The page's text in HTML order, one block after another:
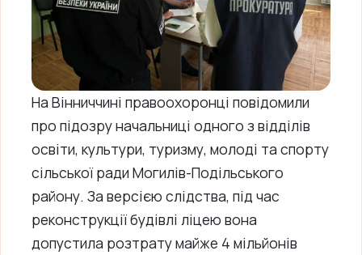
На Вінниччині правоохоронці повідомили
про підозру начальниці одного з відділів
освіти, культури, туризму, молоді та спорту
сільської ради Могилів-Подільського
району. За версією слідства, під час
реконструкції будівлі ліцею вона
допустила розтрату майже 4 мільйонів